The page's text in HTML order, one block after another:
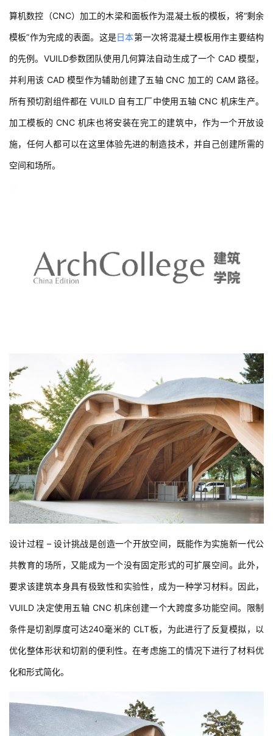
算机数控（CNC）加工的木梁和面板作为混凝土板的模板，将“剩余
模板”作为完成的表面。这是日本第一次将混凝土模板用作主要结构
的先例。VUILD参数团队使用几何算法自动生成了一个 CAD 模型，
并利用该 CAD 模型作为辅助创建了五轴 CNC 加工的 CAM 路径。
所有预切割组件都在 VUILD 自有工厂中使用五轴 CNC 机床生产。
加工模板的 CNC 机床也将安装在完工的建筑中，作为一个开放设
施，任何人都可以在这里体验先进的制造技术，并自己创建所需的
空间和场所。
设计过程 – 设计挑战是创造一个开放空间，既能作为实施新一代公
共教育的场所，又能成为一个没有固定形式的可扩展空间。此外，
要求该建筑本身具有极致性和实验性，成为一种学习材料。因此，
VUILD 决定使用五轴 CNC 机床创建一个大跨度多功能空间。限制
条件是切割厚度可达240毫米的 CLT板，为此进行了反复模拟，以
优化整体形状和切割的便利性。在考虑施工的情况下进行了材料优
化和形式简化。